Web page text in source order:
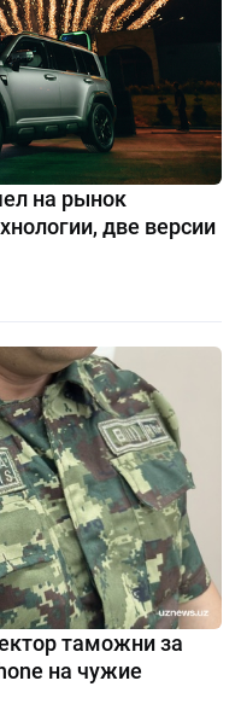
на рынок
две версии
таможни за
на чужие